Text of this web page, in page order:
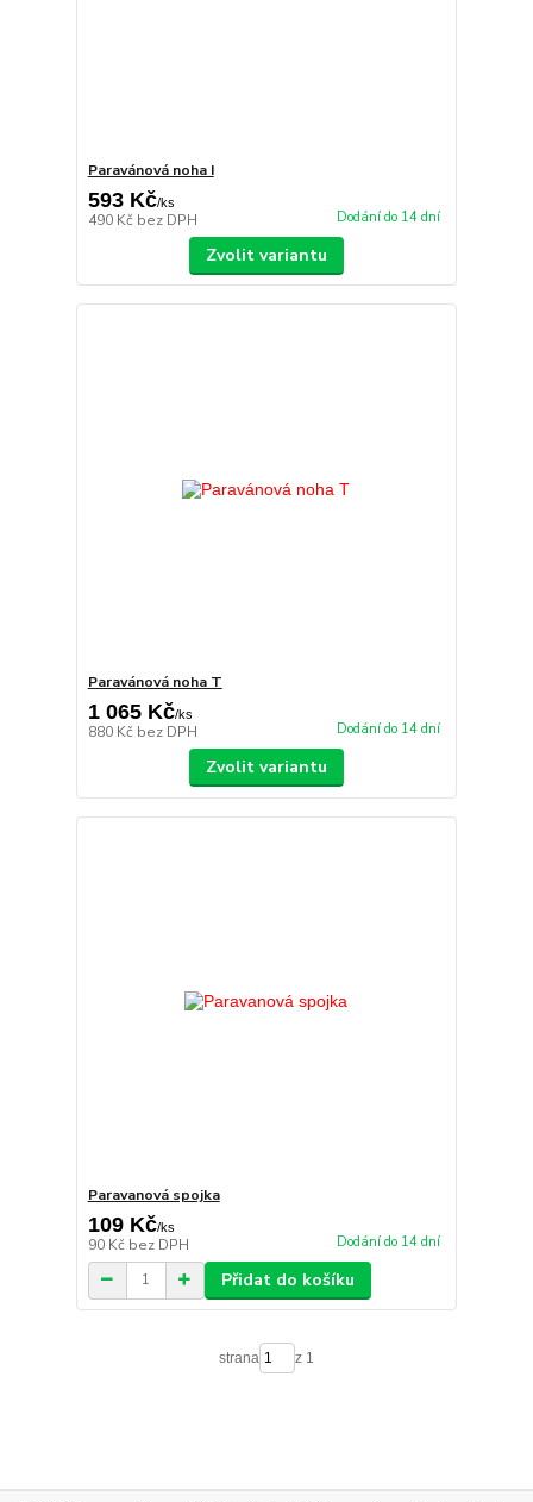
Paravánová noha I
593 Kč/ks
490 Kč bez DPH Dodání do 14 dní
Zvolit variantu
Paravánová noha T
1 065 Kč/ks
880 Kč bez DPH Dodání do 14 dní
Zvolit variantu
Paravanová spojka
109 Kč/ks
90 Kč bez DPH Dodání do 14 dní
Přidat do košíku
strana z 1